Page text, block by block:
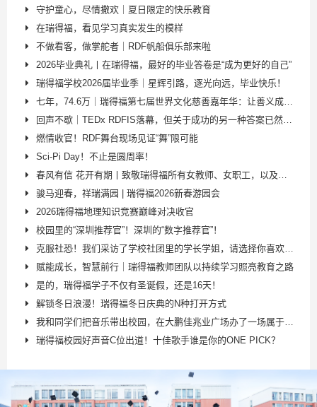
守护童心，尽情撒欢｜夏日限定的快乐教育
在瑞得福，看见学习真实发生的模样
不做看客，做掌舵者｜RDF帆船俱乐部来啦
2026毕业典礼丨在瑞得福，最好的毕业答卷是“成为更好的自己”
瑞得福学校2026届毕业季｜星辉引路，逐光向远，毕业快乐！
七年，74.6万｜瑞得福第七届世界文化慈善嘉年华：让善义成为点亮特殊儿童的光
回声不歇｜TEDx RDFIS落幕，但关于成功的另一种答案已然书写
燃情收官！RDF舞台现场见证“舞”限可能
Sci‑Pi Day！不止是圆周率！
春风有信 花开有期丨致敬瑞得福所有女教师、女职工，以及校园里的每一位女性
骏马迎春，祥瑞满园 | 瑞得福2026新春游园会
2026瑞得福地理知识竞赛巅峰对决收官
校园里的“深圳推荐官”！深圳的“数字推荐官”！
克服社恐！我们采访了学校社团里的学长学姐，请选择你喜欢的社团！
赋能成长，智慧前行｜瑞得福教师团队以持续学习照亮教育之路
是的，瑞得福学子不仅有圣诞假，还是16天！
解锁冬日浪漫！瑞得福冬日庆典的N种打开方式
我和同学们把音乐带出校园，在大鹏佳兆业广场办了一场属于所有人的音乐会！
瑞得福校园好声音C位出道！十佳歌手谁是你的ONE PICK？